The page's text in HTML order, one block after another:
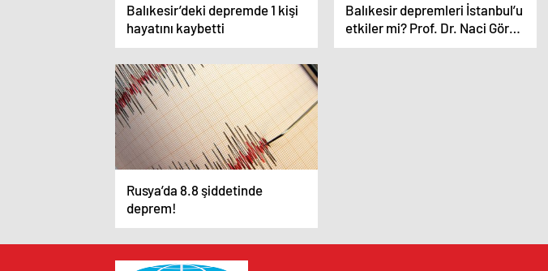
Balıkesir’deki depremde 1 kişi
hayatını kaybetti
Balıkesir depremleri İstanbul’u
etkiler mi? Prof. Dr. Naci Görür
cevapladı
Rusya’da 8.8 şiddetinde
deprem!